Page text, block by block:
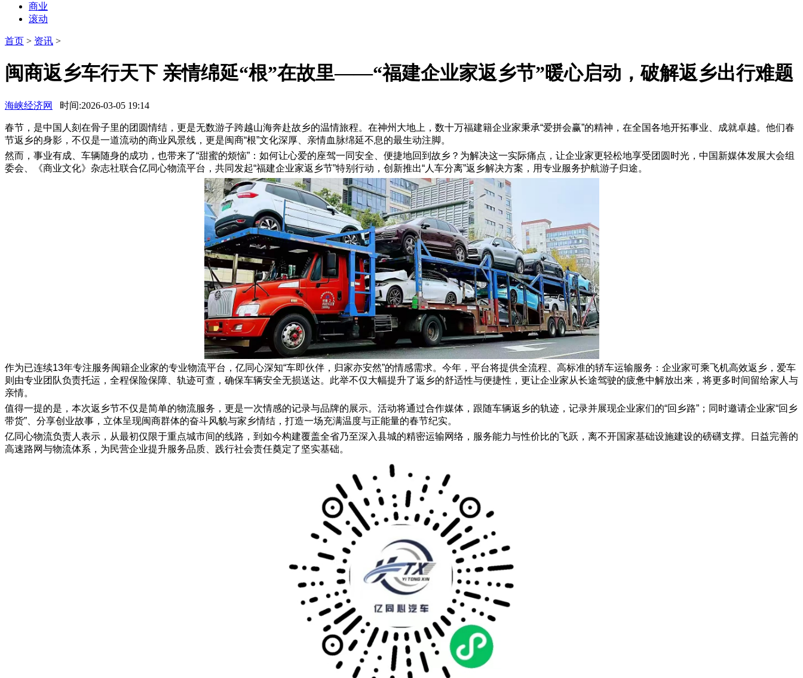
商业
滚动
首页 > 资讯 >
闽商返乡车行天下 亲情绵延“根”在故里——“福建企业家返乡节”暖心启动，破解返乡出行难题
海峡经济网 时间:2026-03-05 19:14
春节，是中国人刻在骨子里的团圆情结，更是无数游子跨越山海奔赴故乡的温情旅程。在神州大地上，数十万福建籍企业家秉承“爱拼会赢”的精神，在全国各地开拓事业、成就卓越。他们春
节返乡的身影，不仅是一道流动的商业风景线，更是闽商“根”文化深厚、亲情血脉绵延不息的最生动注脚。
然而，事业有成、车辆随身的成功，也带来了“甜蜜的烦恼”：如何让心爱的座驾一同安全、便捷地回到故乡？为解决这一实际痛点，让企业家更轻松地享受团圆时光，中国新媒体发展大会组
委会、《商业文化》杂志社联合亿同心物流平台，共同发起“福建企业家返乡节”特别行动，创新推出“人车分离”返乡解决方案，用专业服务护航游子归途。
作为已连续13年专注服务闽籍企业家的专业物流平台，亿同心深知“车即伙伴，归家亦安然”的情感需求。今年，平台将提供全流程、高标准的轿车运输服务：企业家可乘飞机高效返乡，爱车
则由专业团队负责托运，全程保险保障、轨迹可查，确保车辆安全无损送达。此举不仅大幅提升了返乡的舒适性与便捷性，更让企业家从长途驾驶的疲惫中解放出来，将更多时间留给家人与
亲情。
值得一提的是，本次返乡节不仅是简单的物流服务，更是一次情感的记录与品牌的展示。活动将通过合作媒体，跟随车辆返乡的轨迹，记录并展现企业家们的“回乡路”；同时邀请企业家“回乡
带货”、分享创业故事，立体呈现闽商群体的奋斗风貌与家乡情结，打造一场充满温度与正能量的春节纪实。
亿同心物流负责人表示，从最初仅限于重点城市间的线路，到如今构建覆盖全省乃至深入县城的精密运输网络，服务能力与性价比的飞跃，离不开国家基础设施建设的磅礴支撑。日益完善的
高速路网与物流体系，为民营企业提升服务品质、践行社会责任奠定了坚实基础。